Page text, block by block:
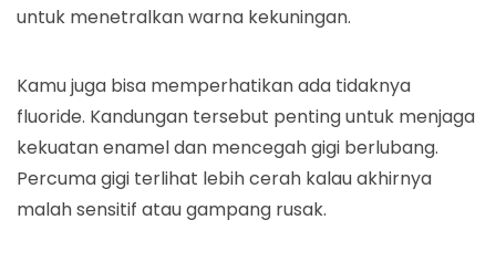
untuk menetralkan warna kekuningan.
Kamu juga bisa memperhatikan ada tidaknya
fluoride. Kandungan tersebut penting untuk menjaga
kekuatan enamel dan mencegah gigi berlubang.
Percuma gigi terlihat lebih cerah kalau akhirnya
malah sensitif atau gampang rusak.